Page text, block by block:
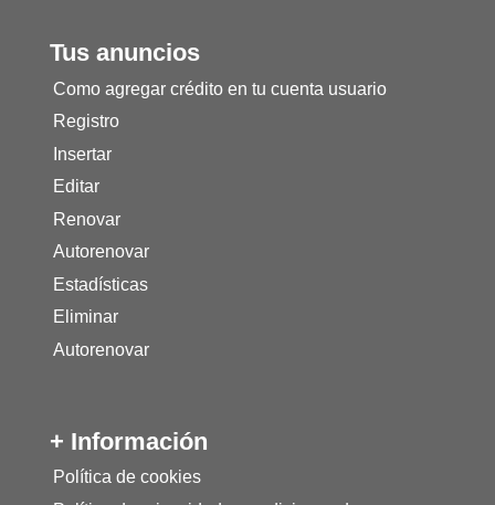
Tus anuncios
Como agregar crédito en tu cuenta usuario
Registro
Insertar
Editar
Renovar
Autorenovar
Estadísticas
Eliminar
Autorenovar
+ Información
Política de cookies